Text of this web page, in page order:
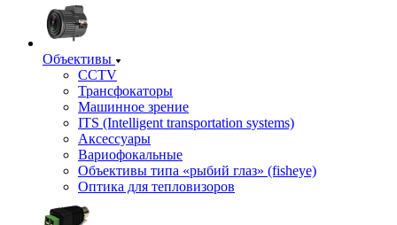
Объективы
CCTV
Трансфокаторы
Машинное зрение
ITS (Intelligent transportation systems)
Аксессуары
Вариофокальные
Объективы типа «рыбий глаз» (fisheye)
Оптика для тепловизоров